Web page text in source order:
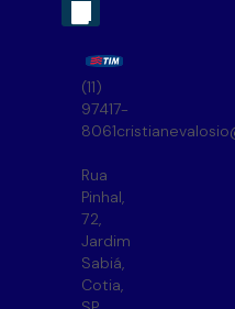
(11)
97417-
8061
Rua
Pinhal,
72,
Jardim
Sabiá,
Cotia,